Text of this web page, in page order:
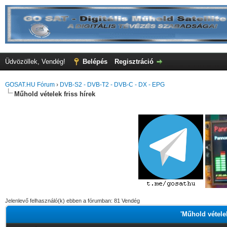
Üdvözöllek, Vendég! Belépés Regisztráció
GOSAT.HU Fórum › DVB-S2 - DVB-T2 - DVB-C - DX - EPG
Műhold vételek friss hírek
Jelenlevő felhasználó(k) ebben a fórumban: 81 Vendég
'Műhold